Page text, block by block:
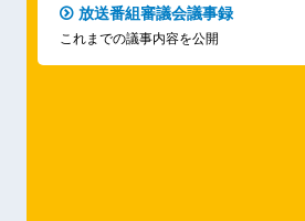
放送番組審議会議事録
これまでの議事内容を公開